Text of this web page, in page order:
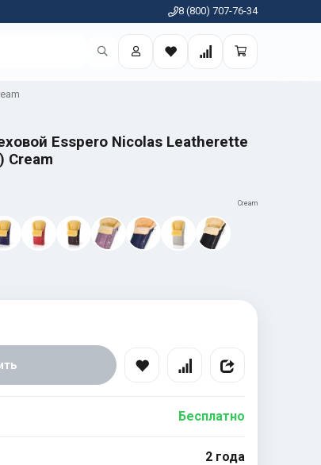
8 (800) 707-76-34
Esspero Nicolas Leatherette
Cream
Cream
Бесплатно
2 года